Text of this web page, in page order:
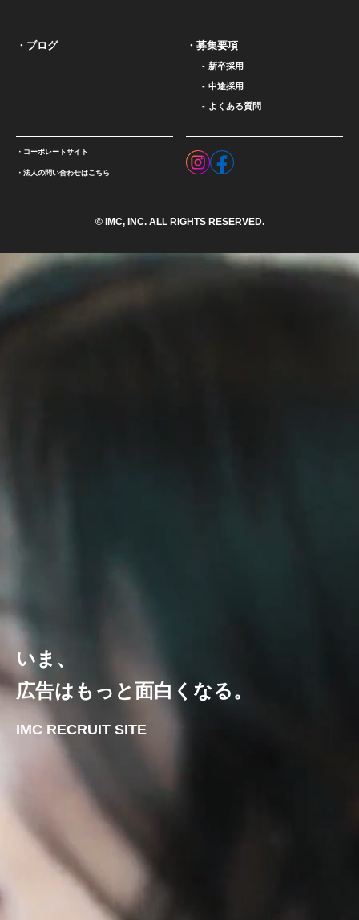
ブログ 募集要項
新卒採用
中途採用
よくある質問
コーポレートサイト
法人の問い合わせはこちら
© IMC, INC. ALL RIGHTS RESERVED.
いま、
広告はもっと面白くなる。
IMC RECRUIT SITE